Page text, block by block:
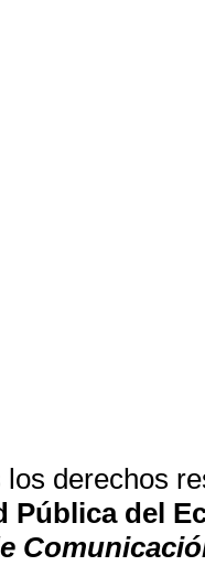
derechos
Pública del